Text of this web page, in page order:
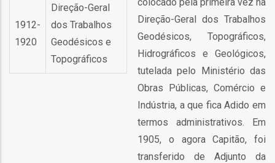
1912-
1920
Direção-Geral
dos Trabalhos
Geodésicos e
Topográficos
Direção-Geral dos Trabalhos
Geodésicos, Topográficos,
Hidrográficos e Geológicos,
tutelada pelo Ministério das
Obras Públicas, Comércio e
Indústria, a que fica Adido em
termos administrativos. Em
1905, o agora Capitão, foi
transferido de Adjunto da